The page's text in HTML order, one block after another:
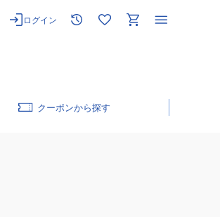
ログイン
クーポン